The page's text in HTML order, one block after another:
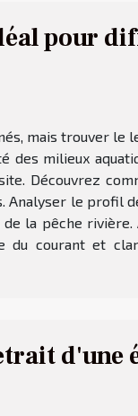
pour
mais trouver le
des milieux
Découvrez
le profil
la pêche
du courant et
d'une